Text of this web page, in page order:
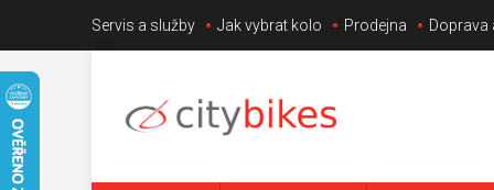
obsah
Servis a služby Jak vybrat kolo Prodejna Doprava